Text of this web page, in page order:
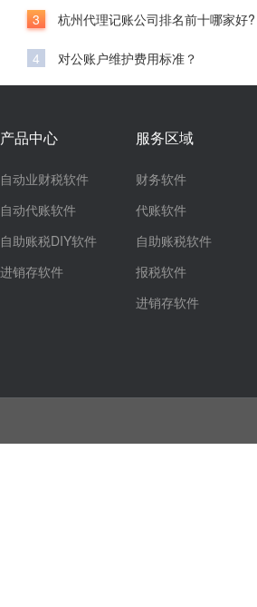
3 杭州代理记账公司排名前十哪家好?
4 对公账户维护费用标准？
产品中心
自动业财税软件
自动代账软件
自助账税DIY软件
进销存软件
服务区域
财务软件
代账软件
自助账税软件
报税软件
进销存软件